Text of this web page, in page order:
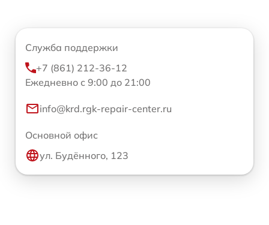
Служба поддержки
+7 (861) 212-36-12
Ежедневно с 9:00 до 21:00
info@krd.rgk-repair-center.ru
Основной офис
ул. Будённого, 123